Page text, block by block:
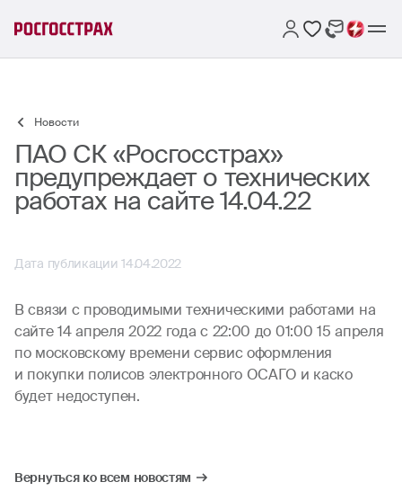
Новости
ПАО СК «Росгосстрах»
предупреждает о технических
работах на сайте 14.04.22
Дата публикации 14.04.2022
В связи с проводимыми техническими работами на
сайте 14 апреля 2022 года с 22:00 до 01:00 15 апреля
по московскому времени сервис оформления
и покупки полисов электронного ОСАГО и каско
будет недоступен.
Вернуться ко всем новостям